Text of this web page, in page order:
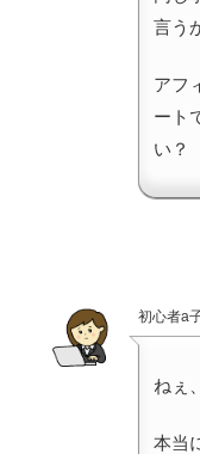
言う
アフ
ート
い？
初心者a
ねぇ
本当